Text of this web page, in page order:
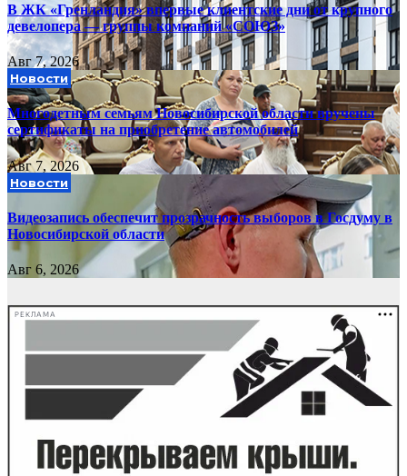
В ЖК «Гренландия» впервые клиентские дни от крупного
девелопера — группы компаний «СОЮЗ»
Авг 7, 2026
Новости
Многодетным семьям Новосибирской области вручены
сертификаты на приобретение автомобилей
Авг 7, 2026
Новости
Видеозапись обеспечит прозрачность выборов в Госдуму в
Новосибирской области
Авг 6, 2026
РЕКЛАМА